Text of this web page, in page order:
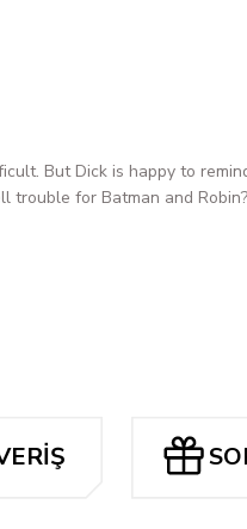
But Dick is happy to
trouble for Batman and Robin?